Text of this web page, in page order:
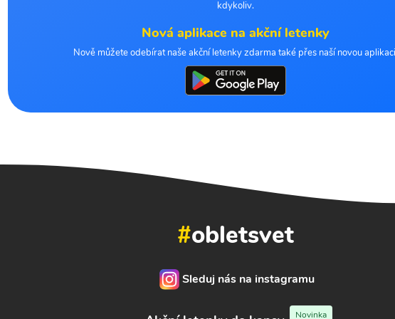
kdykoliv.
Nová aplikace na akční letenky
Nově můžete odebírat naše akční letenky zdarma také přes naší novou
#obletsvet
Sleduj nás na instagramu
Novinka